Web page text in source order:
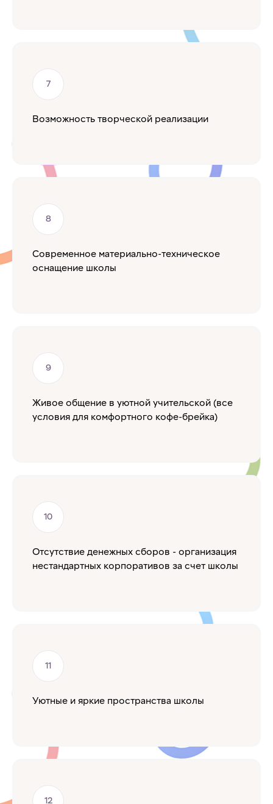
Возможность творческой реализации
Современное материально-техническое
оснащение школы
Живое общение в уютной учительской (все
условия для комфортного кофе-брейка)
Отсутствие денежных сборов - организация
нестандартных корпоративов за счет школы
Уютные и яркие пространства школы